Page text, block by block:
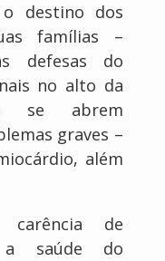
o destino dos
famílias –
defesas do
no alto da
se abrem
graves –
além
de
a saúde do